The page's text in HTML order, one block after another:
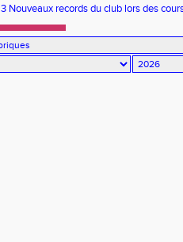
3 Nouveaux records du club lors des